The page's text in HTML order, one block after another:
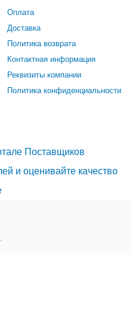
Оплата
Доставка
Политика возврата
Контактная информация
Реквизиты компании
Политика конфиденциальности